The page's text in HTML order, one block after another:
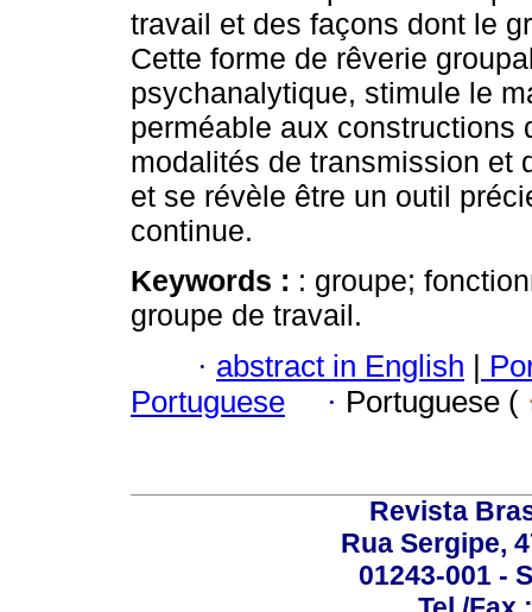
travail et des façons dont le
Cette forme de rêverie
psychanalytique, stimule le
perméable aux constructions
modalités de transmission et
et se révèle être un outil
continue.
Keywords : : groupe;
groupe de travail.
· abstract in English |
Portuguese
· Portuguese (
Revista
Rua Sergipe,
01243-001 -